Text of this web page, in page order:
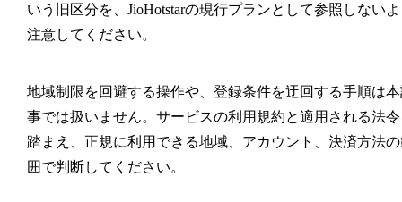
いう旧区分を、JioHotstarの現行プランとして参照しない
注意してください。
地域制限を回避する操作や、登録条件を迂回する手順は
事では扱いません。サービスの利用規約と適用される法
踏まえ、正規に利用できる地域、アカウント、決済方法
囲で判断してください。